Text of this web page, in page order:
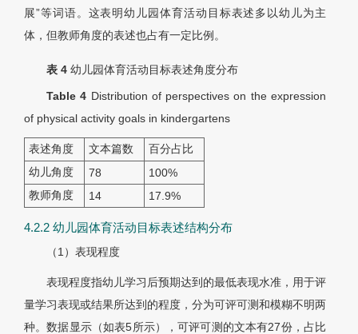
展”等词语。这表明幼儿园体育活动目标表述多以幼儿为主
体，但教师角度的表述也占有一定比例。
表 4 幼儿园体育活动目标表述角度分布
Table 4 Distribution of perspectives on the expression
of physical activity goals in kindergartens
表述角度 文本篇数
百分占比
幼儿角度
78
100%
教师角度
14 17.9%
4.2.2 幼儿园体育活动目标表述结构分布
（1）表现程度
表现程度指幼儿学习后预期达到的最低表现水准，用于评
量学习表现或结果所达到的程度，分为可评可测和模糊不明两
种。数据显示（如表5所示），可评可测的文本有27份，占比